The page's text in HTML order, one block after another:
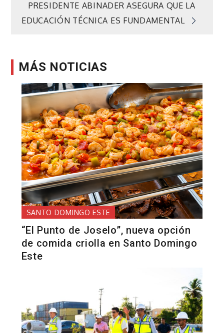
entradas
PRESIDENTE ABINADER ASEGURA QUE LA
EDUCACIÓN TÉCNICA ES FUNDAMENTAL
MÁS NOTICIAS
SANTO DOMINGO ESTE
“El Punto de Joselo”, nueva opción
de comida criolla en Santo Domingo
Este